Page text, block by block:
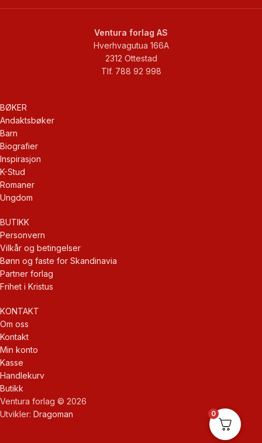
Ventura forlag AS
Hverhvagutua 166A
2312 Ottestad
Tlf. 788 92 998
BØKER
Andaktsbøker
Barn
Biografier
Inspirasjon
K-Stud
Romaner
Ungdom
BUTIKK
Personvern
Vilkår og betingelser
Bønn og faste for Skandinavia
Partner forlag
Frihet i Kristus
KONTAKT
Om oss
Kontakt
Min konto
Kasse
Handlekurv
Butikk
Ventura forlag © 2026
Utvikler: Dragoman 0